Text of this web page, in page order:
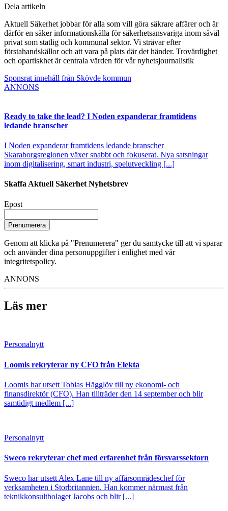
Dela artikeln
Aktuell Säkerhet jobbar för alla som vill göra säkrare affärer och är
därför en säker informationskälla för säkerhetsansvariga inom såväl
privat som statlig och kommunal sektor. Vi strävar efter
förstahandskällor och att vara på plats där det händer. Trovärdighet
och opartiskhet är centrala värden för vår nyhetsjournalistik
Sponsrat innehåll från Skövde kommun
ANNONS
Ready to take the lead? I Noden expanderar framtidens
ledande branscher
I Noden expanderar framtidens ledande branscher
Skaraborgsregionen växer snabbt och fokuserat. Nya satsningar
inom digitalisering, smart industri, spelutveckling [...]
Skaffa Aktuell Säkerhet Nyhetsbrev
Epost
Prenumerera
Genom att klicka på "Prenumerera" ger du samtycke till att vi sparar
och använder dina personuppgifter i enlighet med vår
integritetspolicy.
ANNONS
Läs mer
Personalnytt
Loomis rekryterar ny CFO från Elekta
Loomis har utsett Tobias Hägglöv till ny ekonomi- och
finansdirektör (CFO). Han tillträder den 14 september och blir
samtidigt medlem [...]
Personalnytt
Sweco rekryterar chef med erfarenhet från försvarssektorn
Sweco har utsett Alex Lane till ny affärsområdeschef för
verksamheten i Storbritannien. Han kommer närmast från
teknikkonsultbolaget Jacobs och blir [...]